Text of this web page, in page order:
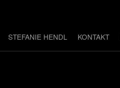
STEFANIE HENDL KONTAKT